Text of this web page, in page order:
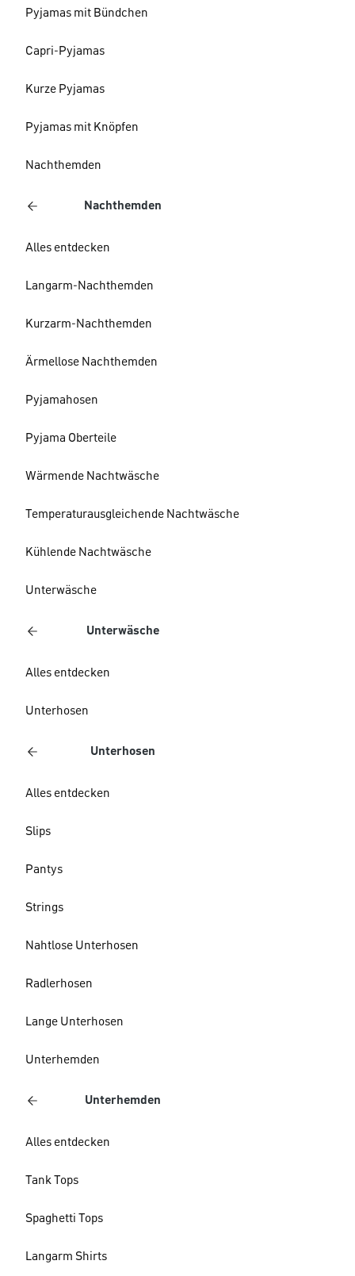
Pyjamas mit Bündchen
Capri-Pyjamas
Kurze Pyjamas
Pyjamas mit Knöpfen
Nachthemden
Nachthemden
Alles entdecken
Langarm-Nachthemden
Kurzarm-Nachthemden
Ärmellose Nachthemden
Pyjamahosen
Pyjama Oberteile
Wärmende Nachtwäsche
Temperaturausgleichende Nachtwäsche
Kühlende Nachtwäsche
Unterwäsche
Unterwäsche
Alles entdecken
Unterhosen
Unterhosen
Alles entdecken
Slips
Pantys
Strings
Nahtlose Unterhosen
Radlerhosen
Lange Unterhosen
Unterhemden
Unterhemden
Alles entdecken
Tank Tops
Spaghetti Tops
Langarm Shirts